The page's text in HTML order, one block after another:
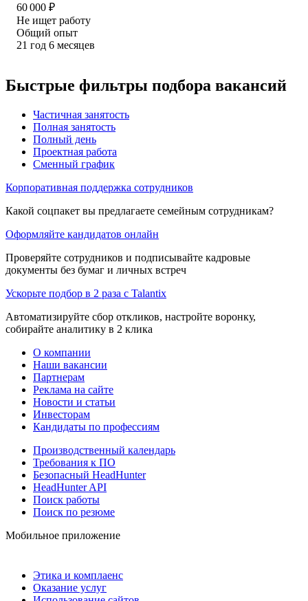
60 000 ₽
Не ищет работу
Общий опыт
21 год 6 месяцев
Быстрые фильтры подбора вакансий
Частичная занятость
Полная занятость
Полный день
Проектная работа
Сменный график
Корпоративная поддержка сотрудников
Какой соцпакет вы предлагаете семейным сотрудникам?
Оформляйте кандидатов онлайн
Проверяйте сотрудников и подписывайте кадровые
документы без бумаг и личных встреч
Ускорьте подбор в 2 раза с Talantix
Автоматизируйте сбор откликов, настройте воронку,
собирайте аналитику в 2 клика
О компании
Наши вакансии
Партнерам
Реклама на сайте
Новости и статьи
Инвесторам
Кандидаты по профессиям
Производственный календарь
Требования к ПО
Безопасный HeadHunter
HeadHunter API
Поиск работы
Поиск по резюме
Мобильное приложение
Этика и комплаенс
Оказание услуг